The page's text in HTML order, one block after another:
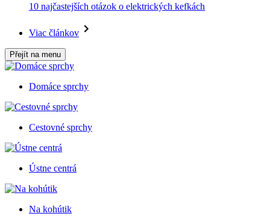
10 najčastejších otázok o elektrických kefkách
Viac článkov
Přejít na menu
Domáce sprchy
Cestovné sprchy
Ústne centrá
Na kohútik